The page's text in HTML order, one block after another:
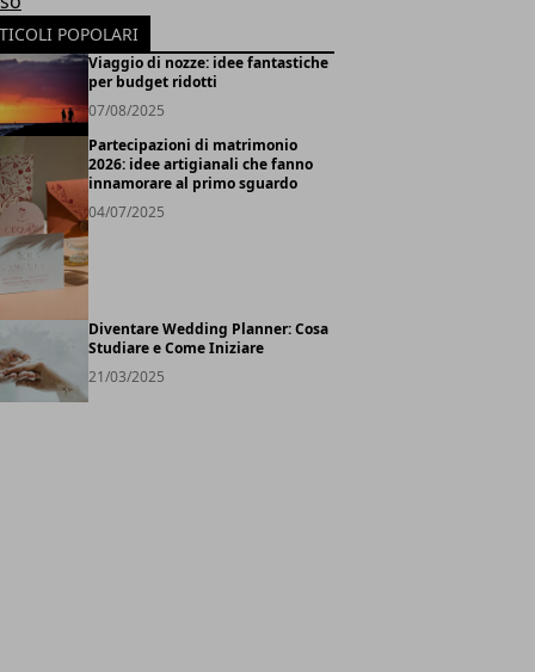
POPOLARI
Viaggio di nozze: idee fantastiche
per budget ridotti
07/08/2025
Partecipazioni di matrimonio
2026: idee artigianali che fanno
innamorare al primo sguardo
04/07/2025
Diventare Wedding Planner: Cosa
Studiare e Come Iniziare
21/03/2025